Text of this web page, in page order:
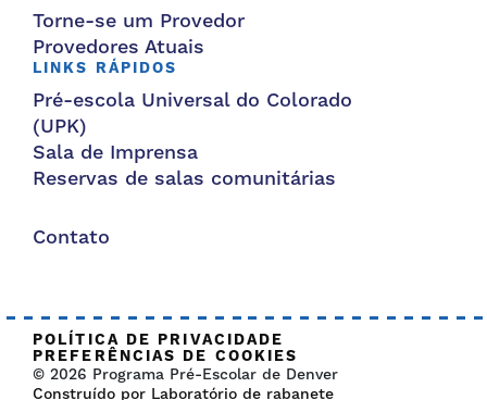
Torne-se um Provedor
Provedores Atuais
LINKS RÁPIDOS
Pré-escola Universal do Colorado
(UPK)
Sala de Imprensa
Reservas de salas comunitárias
Contato
POLÍTICA DE PRIVACIDADE
PREFERÊNCIAS DE COOKIES
© 2026 Programa Pré-Escolar de Denver
Construído por Laboratório de rabanete